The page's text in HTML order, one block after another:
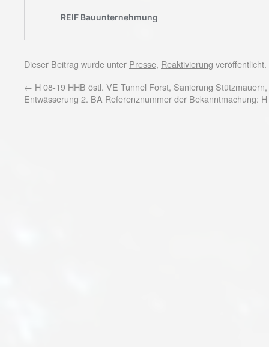
Dieser Beitrag wurde unter Presse, Reaktivierung
← H 08-19 HHB östl. VE Tunnel Forst, Sanierung Stützmauern,
Entwässerung 2. BA Referenznummer der Bekanntmachung: